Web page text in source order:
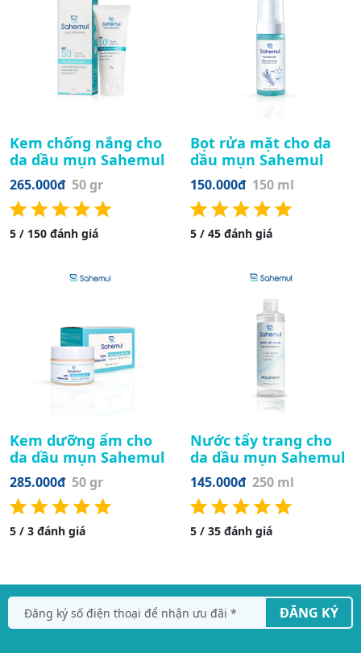
Kem chống nắng cho
da dầu mụn Sahemul
265.000đ 50 gr
5 / 150 đánh giá
Bọt rửa mặt cho da
dầu mụn Sahemul
150.000đ 150 ml
5 / 45 đánh giá
Kem dưỡng ẩm cho
da dầu mụn Sahemul
285.000đ 50 gr
5 / 3 đánh giá
Nước tẩy trang cho
da dầu mụn Sahemul
145.000đ 250 ml
5 / 35 đánh giá
ĐĂNG KÝ